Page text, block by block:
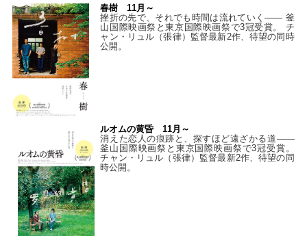
春樹 11月～
挫折の先で、それでも時間は流れていく—— 釜
山国際映画祭と東京国際映画祭で3冠受賞。 チ
ャン・リュル（張律）監督最新2作、待望の同時
公開。
ルオムの黄昏 11月～
消えた恋人の痕跡と、探すほど遠ざかる道——
釜山国際映画祭と東京国際映画祭で3冠受賞。
チャン・リュル（張律）監督最新2作、待望の同
時公開。